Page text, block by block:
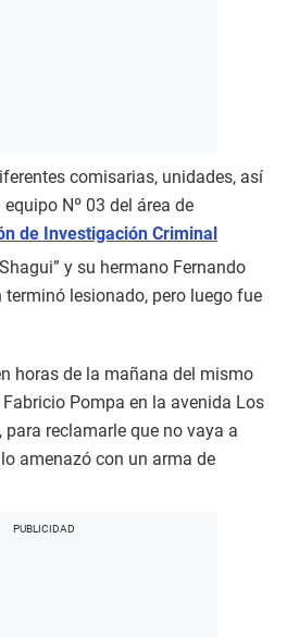
comisarias, unidades, así
Nº 03 del área de
de Investigación Criminal
y su hermano Fernando
lesionado, pero luego fue
horas de la mañana del mismo
Pompa en la avenida Los
reclamarle que no vaya a
amenazó con un arma de